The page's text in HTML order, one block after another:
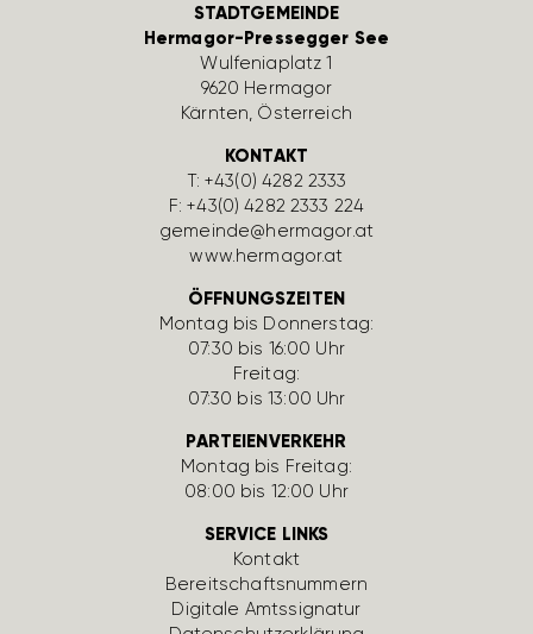
STADTGEMEINDE
Hermagor-Pressegger See
Wulfe­nia­platz 1
9620 Hermagor
Kärnten, Öster­reich
KONTAKT
T:+43(0) 4282 2333
F: +43(0) 4282 2333 224
gemeinde@hermagor.at
www.hermagor.at
ÖFFNUNGSZEITEN
Montag bis Donnerstag:
07:30 bis 16:00 Uhr
Freitag:
07:30 bis 13:00 Uhr
PARTEIENVERKEHR
Montag bis Freitag:
08:00 bis 12:00 Uhr
SERVICE LINKS
Kontakt
Bereit­schafts­num­mern
Digi­tale Amts­si­gnatur